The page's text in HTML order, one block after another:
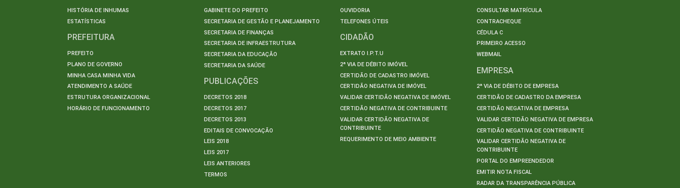
HISTÓRIA DE INHUMAS
ESTATÍSTICAS
PREFEITURA
PREFEITO
PLANO DE GOVERNO
MINHA CASA MINHA VIDA
ATENDIMENTO A SAÚDE
ESTRUTURA ORGANIZACIONAL
HORÁRIO DE FUNCIONAMENTO
GABINETE DO PREFEITO
SECRETARIA DE GESTÃO E PLANEJAMENTO
SECRETARIA DE FINANÇAS
SECRETARIA DE INFRAESTRUTURA
SECRETARIA DA EDUCAÇÃO
SECRETARIA DA SAÚDE
PUBLICAÇÕES
DECRETOS 2018
DECRETOS 2017
DECRETOS 2013
EDITAIS DE CONVOCAÇÃO
LEIS 2018
LEIS 2017
LEIS ANTERIORES
TERMOS
OUVIDORIA
TELEFONES ÚTEIS
CIDADÃO
EXTRATO I.P.T.U
2ª VIA DE DÉBITO IMÓVEL
CERTIDÃO DE CADASTRO IMÓVEL
CERTIDÃO NEGATIVA DE IMÓVEL
VALIDAR CERTIDÃO NEGATIVA DE IMÓVEL
CERTIDÃO NEGATIVA DE CONTRIBUINTE
VALIDAR CERTIDÃO NEGATIVA DE
CONTRIBUINTE
REQUERIMENTO DE MEIO AMBIENTE
CONSULTAR MATRÍCULA
CONTRACHEQUE
CÉDULA C
PRIMEIRO ACESSO
WEBMAIL
EMPRESA
2ª VIA DE DÉBITO DE EMPRESA
CERTIDÃO DE CADASTRO DA EMPRESA
CERTIDÃO NEGATIVA DE EMPRESA
VALIDAR CERTIDÃO NEGATIVA DE EMPRESA
CERTIDÃO NEGATIVA DE CONTRIBUINTE
VALIDAR CERTIDÃO NEGATIVA DE
CONTRIBUINTE
PORTAL DO EMPREENDEDOR
EMITIR NOTA FISCAL
RADAR DA TRANSPARÊNCIA PÚBLICA